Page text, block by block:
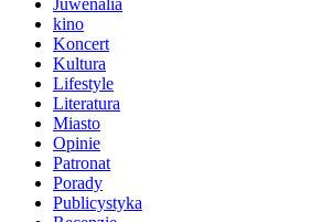
Juwenalia
kino
Koncert
Kultura
Lifestyle
Literatura
Miasto
Opinie
Patronat
Porady
Publicystyka